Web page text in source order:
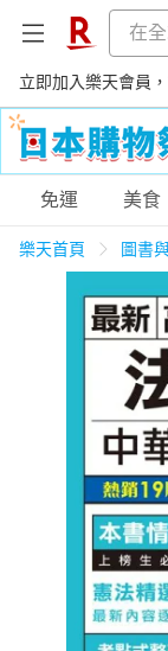
立即加入樂天會員
購物網分類
天天免運
居家生活
女裝
日本購物
免運 美食
樂天首頁 圖書